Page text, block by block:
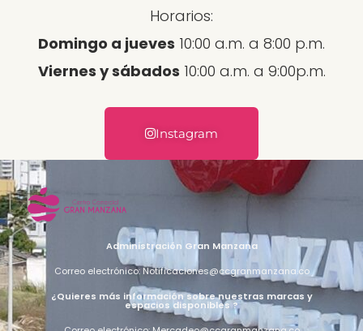
Horarios:
Domingo a jueves 10:00 a.m. a 8:00 p.m.
Viernes y sábados 10:00 a.m. a 9:00p.m.
Instagram
Administración Gran Manzana
Correo electrónico: Notificaciones@ccgranmanzana.co
¿Quieres más información sobre nuestras marcas y
espacios disponibles ?